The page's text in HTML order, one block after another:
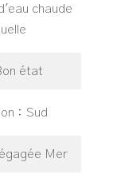
chaude
état
Sud
Mer